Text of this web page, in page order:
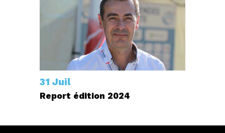
31 Juil
Report édition 2024